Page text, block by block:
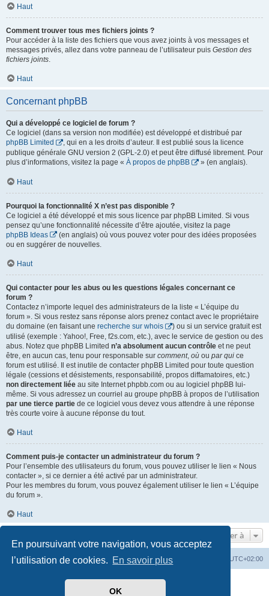
En poursuivant votre navigation, vous acceptez
l’utilisation de cookies. En savoir plus
OK
Haut
Comment trouver tous mes fichiers joints ?
Pour accéder à la liste des fichiers que vous avez joints à vos messages et
messages privés, allez dans votre panneau de l’utilisateur puis Gestion des
fichiers joints.
Haut
Concernant phpBB
Qui a développé ce logiciel de forum ?
Ce logiciel (dans sa version non modifiée) est développé et distribué par
phpBB Limited
, qui en a les droits d’auteur. Il est publié sous la licence
publique générale GNU version 2 (GPL-2.0) et peut être diffusé librement. Pour
plus d’informations, visitez la page « À propos de phpBB » (en anglais).
Haut
Pourquoi la fonctionnalité X n’est pas disponible ?
Ce logiciel a été développé et mis sous licence par phpBB Limited. Si vous
pensez qu’une fonctionnalité nécessite d’être ajoutée, visitez la page
phpBB Ideas
(en anglais) où vous pouvez voter pour des idées proposées
ou en suggérer de nouvelles.
Haut
Qui contacter pour les abus ou les questions légales concernant ce
forum ?
Contactez n’importe lequel des administrateurs de la liste « L’équipe du
forum ». Si vous restez sans réponse alors prenez contact avec le propriétaire
du domaine (en faisant une recherche sur whois
) ou si un service gratuit est
utilisé (exemple : Yahoo!, Free, f2s.com, etc.), avec le service de gestion ou des
abus. Notez que phpBB Limited n’a absolument aucun contrôle et ne peut
être, en aucun cas, tenu pour responsable sur comment, où ou par qui ce
forum est utilisé. Il est inutile de contacter phpBB Limited pour toute question
légale (cessions et désistements, responsabilité, propos diffamatoires, etc.)
non directement liée au site Internet phpbb.com ou au logiciel phpBB lui-
même. Si vous adressez un courriel au groupe phpBB à propos de l’utilisation
par une tierce partie de ce logiciel vous devez vous attendre à une réponse
très courte voire à aucune réponse du tout.
Haut
Comment puis-je contacter un administrateur du forum ?
Pour l’ensemble des utilisateurs du forum, vous pouvez utiliser le lien « Nous
contacter », si ce dernier a été activé par un administrateur.
Pour les membres du forum, vous pouvez également utiliser le lien « L’équipe
du forum ».
Haut
Aller à
Index du forum UTC+02:00
Développé parphpBB® Forum Software © phpBB Limited
Traduit par